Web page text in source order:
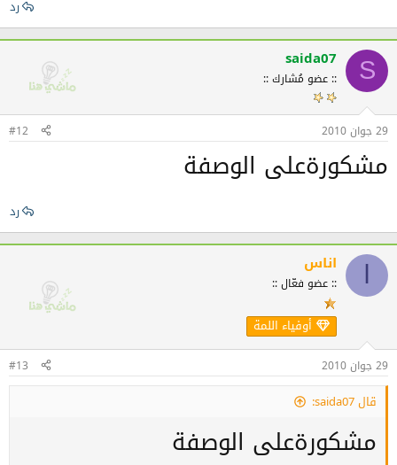
رد
S
saida07
:: عضو مُشارك ::
29 جوان 2010 #12
مشكورةعلى الوصفة
رد
اناس
:: عضو فعّال ::
أوفياء اللمة
29 جوان 2010 #13
قال saida07:
مشكورةعلى الوصفة